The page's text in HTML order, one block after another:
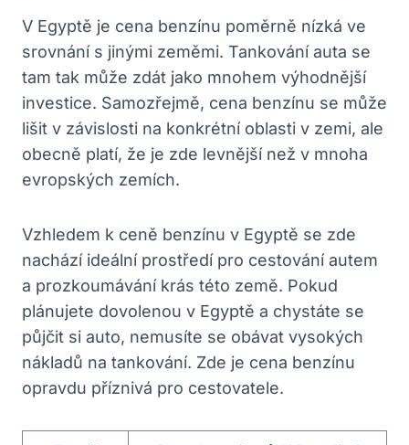
V Egyptě je cena benzínu poměrně nízká ve
srovnání s jinými zeměmi. Tankování auta se
tam tak může zdát jako mnohem výhodnější
investice. Samozřejmě, cena benzínu se může
lišit v závislosti na konkrétní oblasti v zemi, ale
obecně platí, že je zde levnější než v mnoha
evropských zemích.
Vzhledem k ceně benzínu v Egyptě se zde
nachází ideální prostředí pro cestování autem
a prozkoumávání krás této země. Pokud
plánujete dovolenou v Egyptě a chystáte se
půjčit si auto, nemusíte se obávat vysokých
nákladů na tankování. Zde je cena benzínu
opravdu příznivá pro cestovatele.